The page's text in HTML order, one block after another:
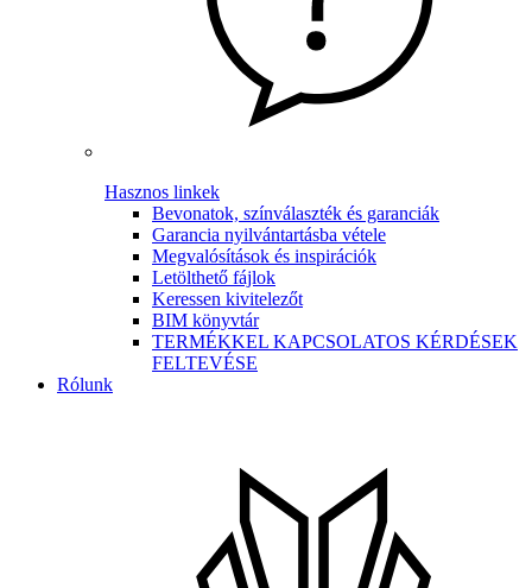
Hasznos linkek
Bevonatok, színválaszték és garanciák
Garancia nyilvántartásba vétele
Megvalósítások és inspirációk
Letölthető fájlok
Keressen kivitelezőt
BIM könyvtár
TERMÉKKEL KAPCSOLATOS KÉRDÉSEK
FELTEVÉSE
Rólunk